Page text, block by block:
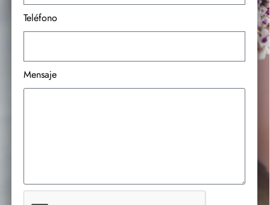
Teléfono
Mensaje